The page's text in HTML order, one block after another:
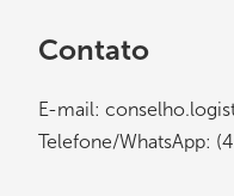
Contato
E-mail:
Telefone/WhatsApp: